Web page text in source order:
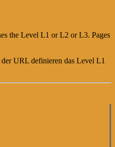
the Level L1 or L2 or L3. Pages
URL definieren das Level L1